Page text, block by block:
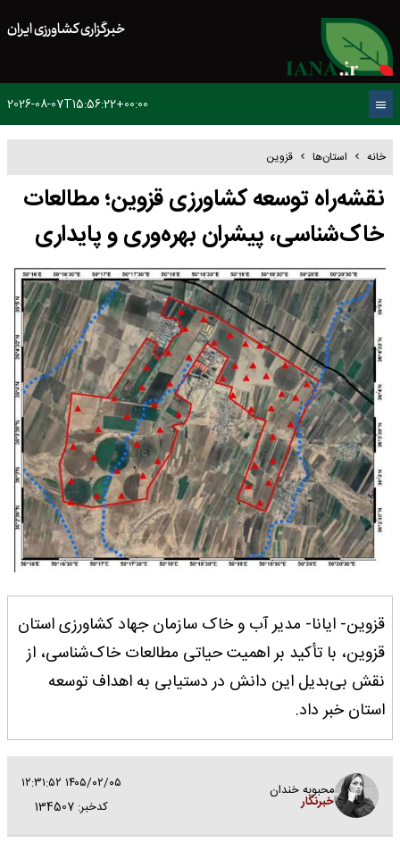
خبرگزاری کشاورزی ایران
2026-08-07T15:56:22+00:00
خانه استان‌ها قزوین
نقشه‌راه توسعه کشاورزی قزوین؛ مطالعات
خاک‌شناسی، پیشران بهره‌وری و پایداری
قزوین- ایانا- مدیر آب و خاک سازمان جهاد کشاورزی استان
قزوین، با تأکید بر اهمیت حیاتی مطالعات خاک‌شناسی، از
نقش بی‌بدیل این دانش در دستیابی به اهداف توسعه
استان خبر داد.
محبوبه خندان
خبرنگار
۱۴۰۵/۰۲/۰۵ ۱۲:۳۱:۵۲
کدخبر: 134507